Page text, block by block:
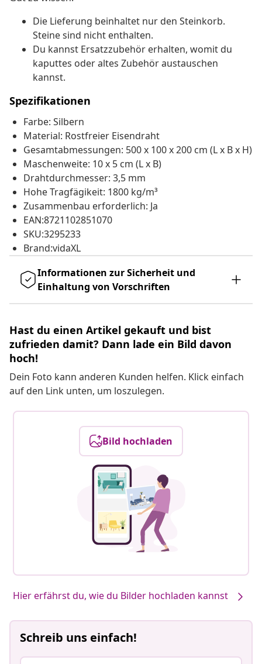
Die Lieferung beinhaltet nur den Steinkorb.
Steine sind nicht enthalten.
Du kannst Ersatzzubehör erhalten, womit du
kaputtes oder altes Zubehör austauschen
kannst.
Spezifikationen
Farbe: Silbern
Material: Rostfreier Eisendraht
Gesamtabmessungen: 500 x 100 x 200 cm (L x B x H)
Maschenweite: 10 x 5 cm (L x B)
Drahtdurchmesser: 3,5 mm
Hohe Tragfägikeit: 1800 kg/m³
Zusammenbau erforderlich: Ja
EAN:8721102851070
SKU:3295233
Brand:vidaXL
Informationen zur Sicherheit und
Einhaltung von Vorschriften
Hast du einen Artikel gekauft und bist
zufrieden damit? Dann lade ein Bild davon
hoch!
Dein Foto kann anderen Kunden helfen. Klick einfach
auf den Link unten, um loszulegen.
Bild hochladen
Hier erfährst du, wie du Bilder hochladen kannst
Schreib uns einfach!